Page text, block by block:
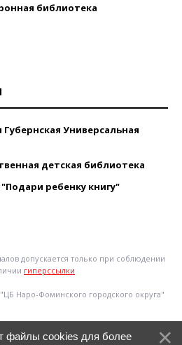
библиотека
Универсальная
детская библиотека
ребенку книгу"
допускается только при соблюдении
гиперссылки
Наро-Фоминского городского округа"
файлы cookies для более